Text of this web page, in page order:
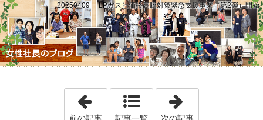
20250409 LPガスと価格高騰対策緊急支援事業（第2弾）開始
「20250408 戸籍の氏名にフリガナ(令